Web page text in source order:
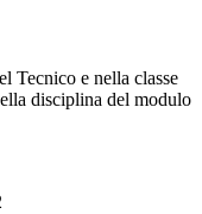
Tecnico e nella classe
disciplina del modulo